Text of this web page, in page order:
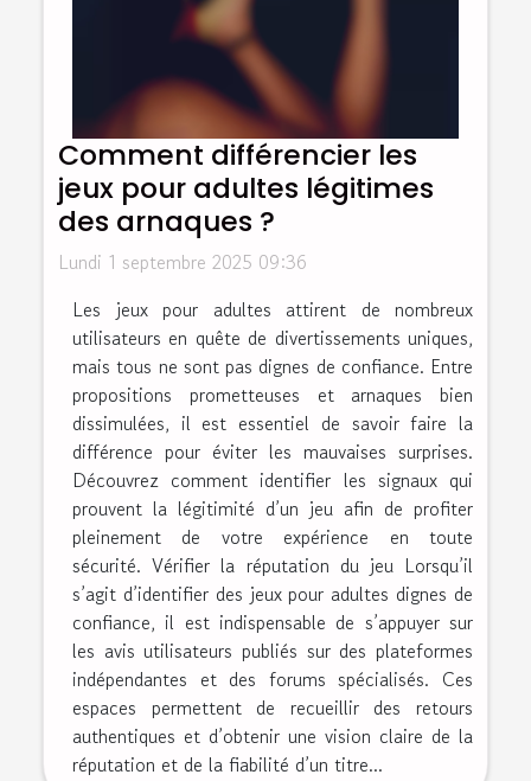
Comment différencier les
jeux pour adultes légitimes
des arnaques ?
Lundi 1 septembre 2025 09:36
Les jeux pour adultes attirent de nombreux
utilisateurs en quête de divertissements uniques,
mais tous ne sont pas dignes de confiance. Entre
propositions prometteuses et arnaques bien
dissimulées, il est essentiel de savoir faire la
différence pour éviter les mauvaises surprises.
Découvrez comment identifier les signaux qui
prouvent la légitimité d’un jeu afin de profiter
pleinement de votre expérience en toute
sécurité. Vérifier la réputation du jeu Lorsqu’il
s’agit d’identifier des jeux pour adultes dignes de
confiance, il est indispensable de s’appuyer sur
les avis utilisateurs publiés sur des plateformes
indépendantes et des forums spécialisés. Ces
espaces permettent de recueillir des retours
authentiques et d’obtenir une vision claire de la
réputation et de la fiabilité d’un titre...